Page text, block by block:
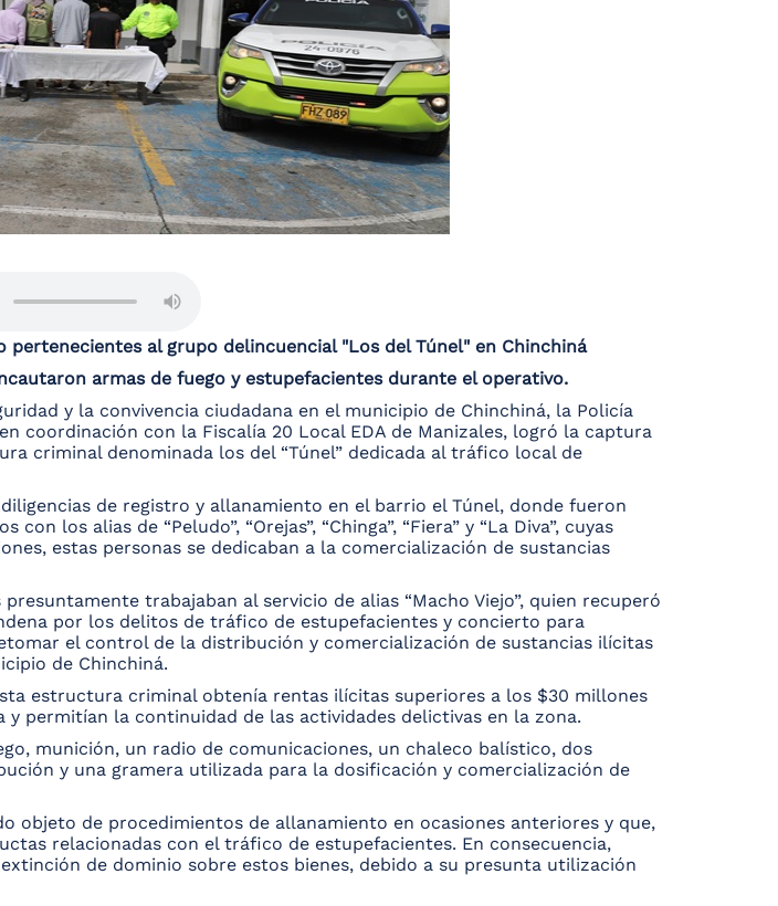
al grupo delincuencial "Los del Túnel" en Chinchiná
incautaron armas de fuego y estupefacientes durante el operativo.
y la convivencia ciudadana en el municipio de Chinchiná, la Policía
coordinación con la Fiscalía 20 Local EDA de Manizales, logró la captura
criminal denominada los del “Túnel” dedicada al tráfico local de
de registro y allanamiento en el barrio el Túnel, donde fueron
los alias de “Peludo”, “Orejas”, “Chinga”, “Fiera” y “La Diva”, cuyas
estas personas se dedicaban a la comercialización de sustancias
trabajaban al servicio de alias “Macho Viejo”, quien recuperó
por los delitos de tráfico de estupefacientes y concierto para
el control de la distribución y comercialización de sustancias ilícitas
de Chinchiná.
estructura criminal obtenía rentas ilícitas superiores a los $30 millones
permitían la continuidad de las actividades delictivas en la zona.
munición, un radio de comunicaciones, un chaleco balístico, dos
y una gramera utilizada para la dosificación y comercialización de
objeto de procedimientos de allanamiento en ocasiones anteriores y que,
relacionadas con el tráfico de estupefacientes. En consecuencia,
de dominio sobre estos bienes, debido a su presunta utilización